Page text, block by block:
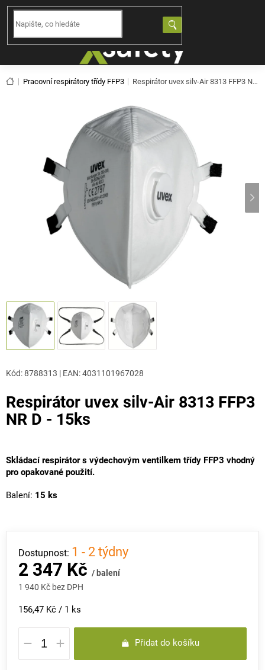
Přejít
obsah
Domů
Pracovní respirátory třídy FFP3 Respirátor uvex silv-Air 8313 FFP3 NR D - 15ks
Respirátor uvex silv-Air 8313 FFP3
NR D - 15ks
Kód:8788313 | EAN:4031101967028
Skládací respirátor s výdechovým ventilkem třídy FFP3 vhodný
pro opakované použití.
Balení: 15 ks
2 347 Kč / balení
1 940 Kč bez DPH
Měrná
cena:
156,47 Kč / 1 ks
1 - 2 týdny
Přidat do košíku